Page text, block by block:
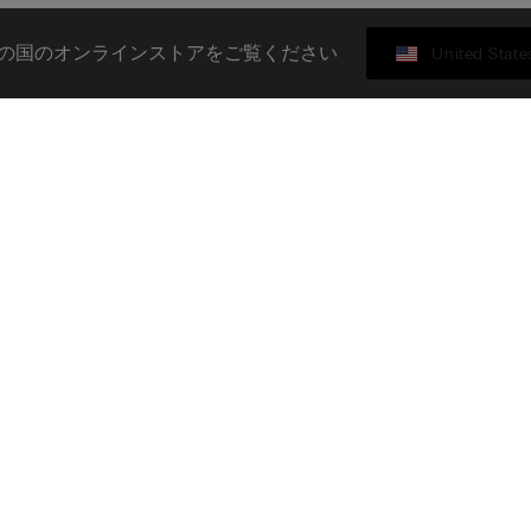
国のオンラインストアをご覧ください United